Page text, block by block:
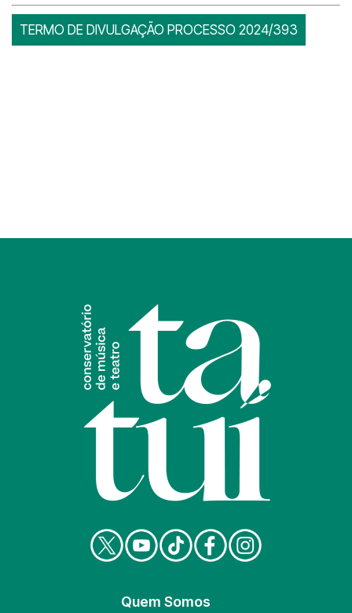
TERMO DE DIVULGAÇÃO PROCESSO 2024/393
Quem Somos